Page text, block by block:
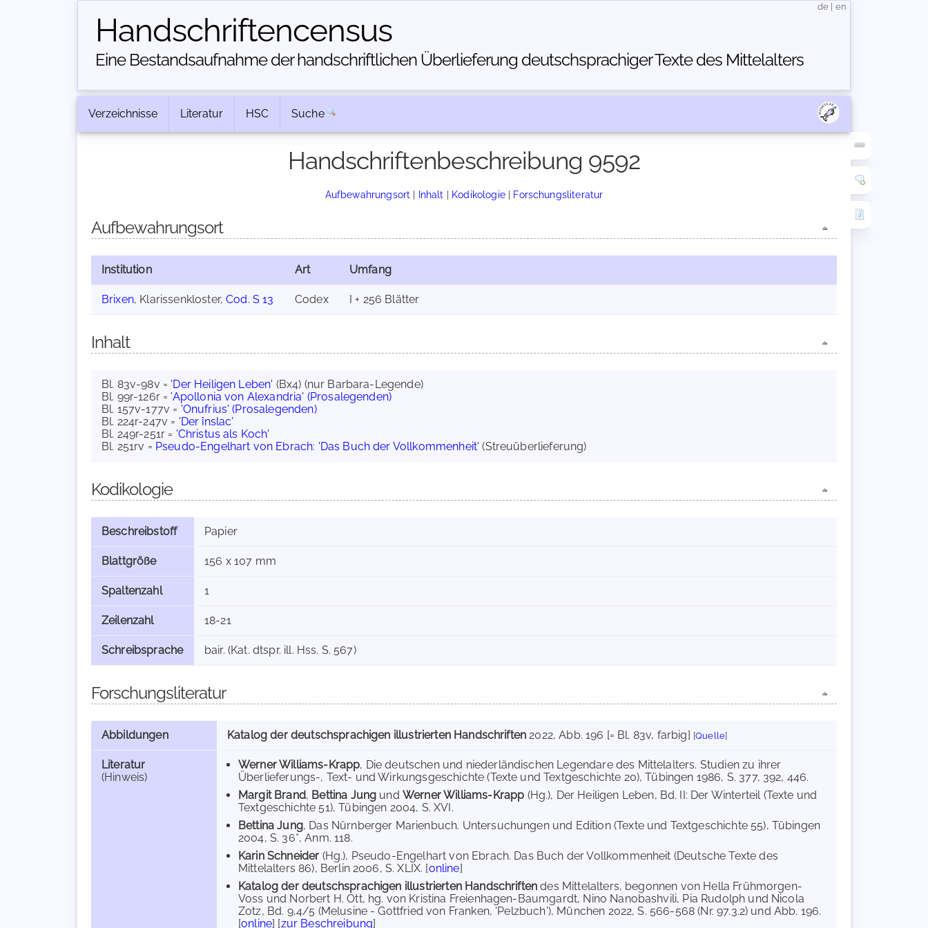
Handschriften­census
Eine Bestandsaufnahme der handschriftlichen Über­lieferung deutschsprachiger Texte des Mittelalters
de en
Verzeichnisse Literatur HSC Suche
Handschriftenbeschreibung 9592
Aufbewahrungsort | Inhalt | Kodikologie| Forschungsliteratur
Aufbewahrungsort
Institution Art Umfang
Brixen, Klarissenkloster,Cod. S 13 Codex I + 256 Blätter
Inhalt
Bl. 83v-98v = 'Der Heiligen Leben' (Bx4) (nur Barbara-Legende)
Bl. 99r-126r = 'Apollonia von Alexandria' (Prosalegenden)
Bl. 157v-177v = 'Onufrius' (Prosalegenden)
Bl. 224r-247v = 'Der înslac'
Bl. 249r-251r = 'Christus als Koch'
Bl. 251rv = Pseudo-Engelhart von Ebrach: 'Das Buch der Vollkommenheit' (Streuüberlieferung)
Kodikologie
Beschreibstoff Papier
Blattgröße 156 x 107 mm
Spaltenzahl 1
Zeilenzahl 18-21
Schreibsprache bair. (Kat. dtspr. ill. Hss. S. 567)
Forschungsliteratur
Abbildungen Katalog der deutschsprachigen illustrierten Handschriften 2022, Abb. 196 [= Bl. 83v, farbig] [Quelle]
Literatur
(Hinweis)
Werner Williams-Krapp, Die deutschen und niederländischen Legendare des Mittelalters. Studien zu ihrer
Überlieferungs-, Text- und Wirkungsgeschichte (Texte und Textgeschichte 20), Tübingen 1986, S. 377, 392, 446.
Margit Brand, Bettina Jung und Werner Williams-Krapp (Hg.), Der Heiligen Leben, Bd. II: Der Winterteil (Texte und
Textgeschichte 51), Tübingen 2004, S. XVI.
Bettina Jung, Das Nürnberger Marienbuch. Untersuchungen und Edition (Texte und Textgeschichte 55), Tübingen
2004, S. 36*, Anm. 118.
Karin Schneider (Hg.), Pseudo-Engelhart von Ebrach. Das Buch der Vollkommenheit (Deutsche Texte des
Mittelalters 86), Berlin 2006, S. XLIX. [online]
Katalog der deutschsprachigen illustrierten Handschriftendes Mittelalters, begonnen von Hella Frühmorgen-
Voss und Norbert H. Ott, hg. von Kristina Freienhagen-Baumgardt, Nino Nanobashvili, Pia Rudolph und Nicola
Zotz, Bd. 9,4/5 (Melusine - Gottfried von Franken, 'Pelzbuch'), München 2022, S. 566-568 (Nr. 97.3.2) und Abb. 196.
[online] [zur Beschreibung]